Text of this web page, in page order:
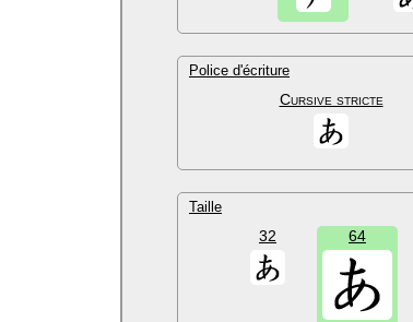
Police d'écriture
Cursive stricte
Taille
32 64